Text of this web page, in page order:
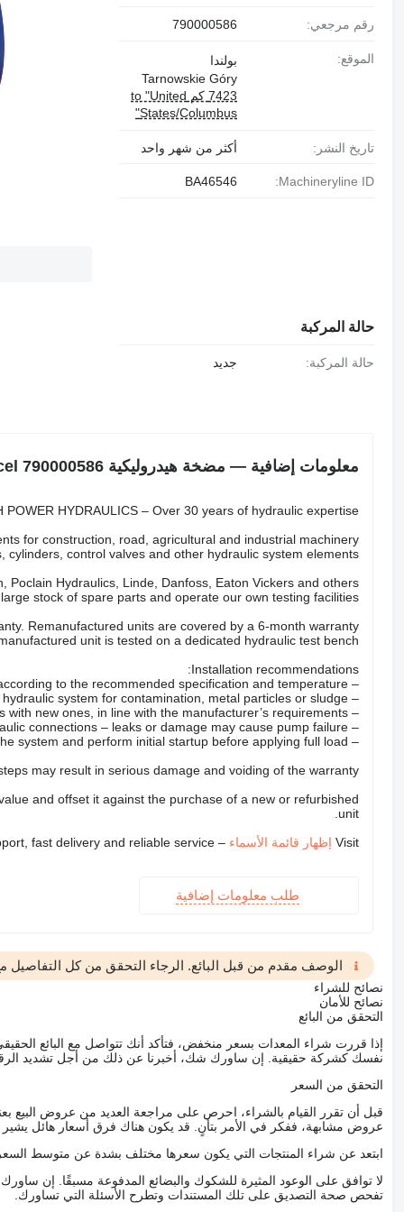
رقم مرجعي: 790000586
الموقع:
بولندا
Tarnowskie Góry
7423 كم to "United
States/Columbus"
تاريخ النشر: أكثر من شهر واحد
Machineryline ID:
BA46546
حالة المركبة
حالة المركبة: جديد
معلومات إضافية — مضخة هيدروليكية Sercel 790000586
POWER HYDRAULICS – Over 30 years of hydraulic expertise.
for construction, road, agricultural and industrial machinery.
cylinders, control valves and other hydraulic system elements.
Hydraulics, Linde, Danfoss, Eaton Vickers and others.
stock of spare parts and operate our own testing facilities.
Remanufactured units are covered by a 6-month warranty.
unit is tested on a dedicated hydraulic test bench.
Installation recommendations:
– Fill the pump with the correct hydraulic oil according to the recommended specification and temperature.
– Check the hydraulic system for contamination, metal particles or sludge.
– Replace all hydraulic filters with new ones, in line with the manufacturer’s requirements.
– Inspect hoses, valves and hydraulic connections – leaks or damage may cause pump failure.
– Properly bleed the system and perform initial startup before applying full load.
may result in serious damage and voiding of the warranty.
and offset it against the purchase of a new or refurbished
unit.
Visit إظهار قائمة الأسماء – we provide expert support, fast delivery and reliable service
طلب معلومات إضافية
الوصف مقدم من قبل البائع. الرجاء التحقق من كل التفاصيل
نصائح للشراء
نصائح للأمان
التحقق من البائع
إذا قررت شراء المعدات بسعر منخفض، فتأكد أنك تتواصل مع البائع
نفسك كشركة حقيقية. إن ساورك شك، أخبرنا عن ذلك من أجل تشديد
التحقق من السعر
قبل أن تقرر القيام بالشراء، احرص على مراجعة العديد من عروض البيع
عروض مشابهة، ففكر في الأمر بتأنٍ. قد يكون هناك فرق أسعار هائل يشير
ابتعد عن شراء المنتجات التي يكون سعرها مختلف بشدة عن متوسط
لا توافق على الوعود المثيرة للشكوك والبضائع المدفوعة مسبقًا. إن
تفحص صحة التصديق على تلك المستندات وتطرح الأسئلة التي تساورك.